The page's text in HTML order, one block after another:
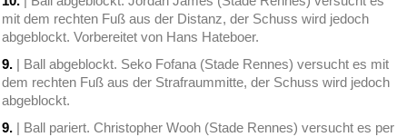
mit dem rechten Fuß aus der Distanz, der Schuss wird jedoch
abgeblockt. Vorbereitet von Hans Hateboer.
9. | Ball abgeblockt. Seko Fofana (Stade Rennes) versucht es mit
dem rechten Fuß aus der Strafraummitte, der Schuss wird jedoch
abgeblockt.
9. | Ball pariert. Christopher Wooh (Stade Rennes) versucht es per